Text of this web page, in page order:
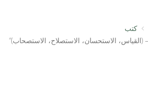
كتب
– (القياس، الاستحسان، الاستصلاح، الاستصحاب)“